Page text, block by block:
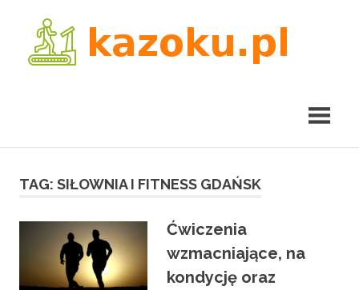
content
TAG: SIŁOWNIA I FITNESS GDAŃSK
Ćwiczenia
wzmacniające, na
kondycję oraz